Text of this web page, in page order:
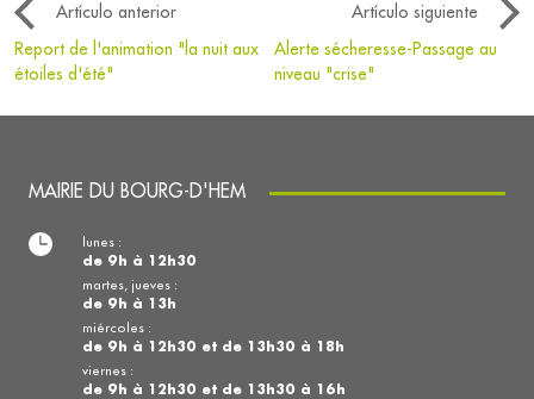
Artículo anterior
Artículo siguiente
Report de l'animation "la nuit aux
étoiles d'été"
Alerte sécheresse-Passage au
niveau "crise"
MAIRIE DU BOURG-D'HEM
lunes :
de 9h à 12h30
martes, jueves :
de 9h à 13h
miércoles :
de 9h à 12h30 et de 13h30 à 18h
viernes :
de 9h à 12h30 et de 13h30 à 16h